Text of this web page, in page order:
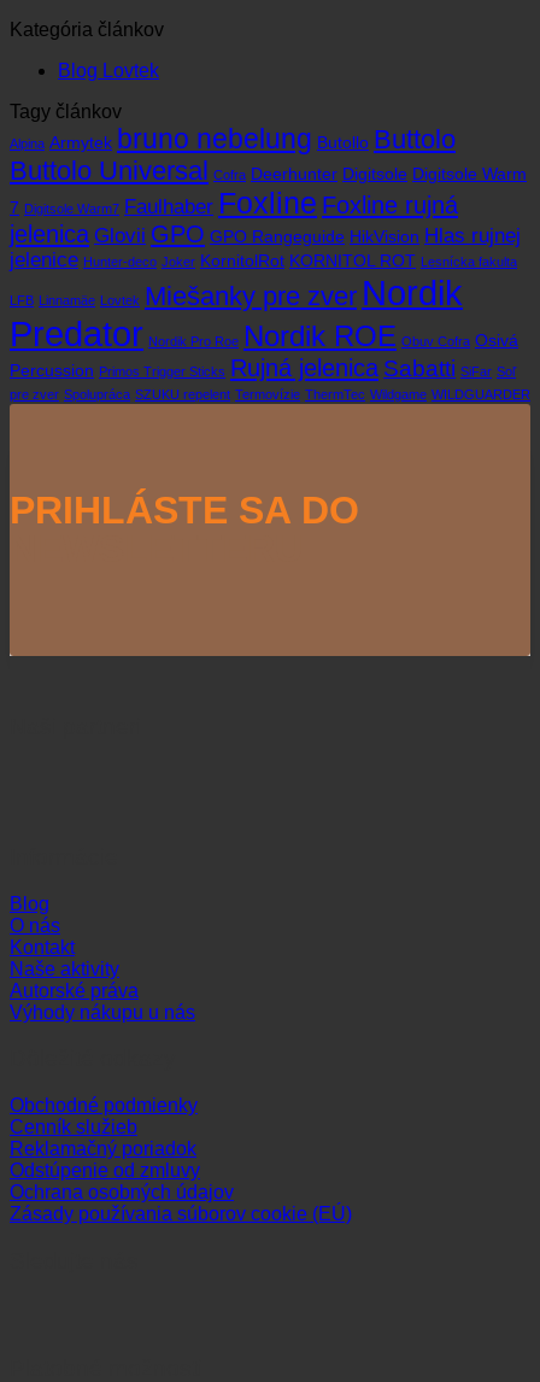
praxi:
skúsenosť
vábničkám
Game
CHÝB,
SKRACUJÚ
OPTIKY
pre
parohy?
Kategória článkov
Blog Lovtek
Tagy článkov
Alpina Armytek bruno nebelung Butollo Buttolo
Buttolo Universal Cofra Deerhunter Digitsole Digitsole Warm
7 Digitsole Warm7 Faulhaber Foxline Foxline rujná
jelenica Glovii GPO GPO Rangeguide HikVision Hlas rujnej
jelenice Hunter-deco Joker KornitolRot KORNITOL ROT Lesnícka fakulta
LFB Linnamäe Lovtek Miešanky pre zver Nordik
Predator Nordik Pro Roe Nordik ROE Obuv Cofra Osivá
Percussion Primos Trigger Sticks Rujná jelenica Sabatti SiFar Soľ
pre zver Spolupráca SZUKU repelent Termovízie ThermTec Wildgame WILDGUARDER
PRIHLÁSTE SA DO
Blog
O nás
Kontakt
Naše aktivity
Autorské práva
Výhody nákupu u nás
Obchodné podmienky
Cenník služieb
Reklamačný poriadok
Odstúpenie od zmluvy
Ochrana osobných údajov
Zásady používania súborov cookie (EÚ)